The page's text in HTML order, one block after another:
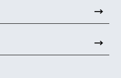
→
→